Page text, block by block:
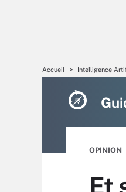
Accueil Intelligence
OPINION
Et